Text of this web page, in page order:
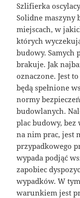
Szlifierka
Solidne maszyny
miejscach, w
których
budowy. Samych
brakuje. Jak
oznaczone. Jest
będą spełnione
normy
budowlanych.
plac budowy,
na nim prac, jest
przypadkowego
wypada podjąć
zapobiec
wypadków. W
warunkiem jest